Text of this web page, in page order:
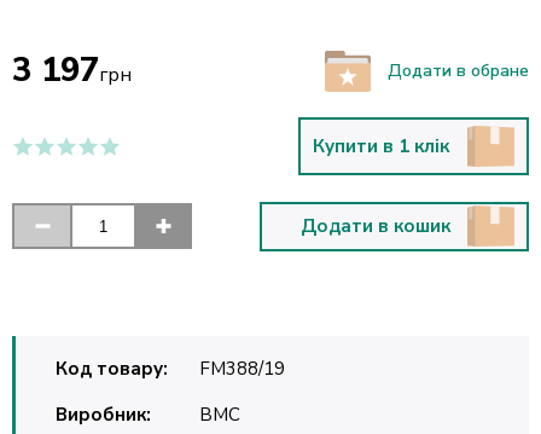
3 197грн Додати в обране
Купити в 1 клік
Додати в кошик
Код товару:
FM388/19
Виробник:
BMC